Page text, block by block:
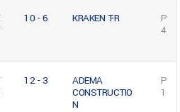
10 - 6 KRAKEN T-R
P
4
12 - 3
ADEMA
CONSTRUCTIO
N
P
1